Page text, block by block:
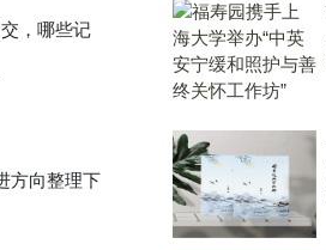
，哪些记
方向整理下